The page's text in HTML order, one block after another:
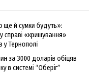
ще й сумки будуть»:
справі «кришування»
у Тернополі
за 3000 доларів обіцяв
в системі “Оберіг”